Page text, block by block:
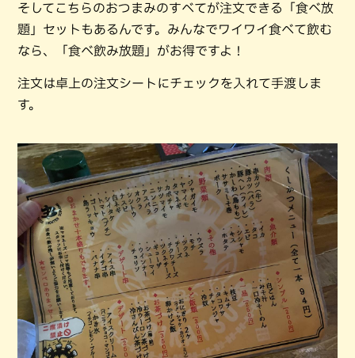
そしてこちらのおつまみのすべてが注文できる「食べ放
題」セットもあるんです。みんなでワイワイ食べて飲む
なら、「食べ飲み放題」がお得ですよ！
注文は卓上の注文シートにチェックを入れて手渡しま
す。